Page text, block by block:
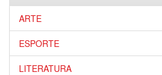
ARTE
ESPORTE
LITERATURA